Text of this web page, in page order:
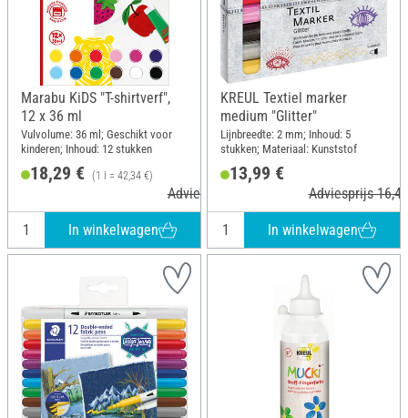
Marabu KiDS "T-shirtverf",
12 x 36 ml
Vulvolume: 36 ml; Geschikt voor
kinderen; Inhoud: 12 stukken
18,29 € (1 l = 42,34 €)
Adviesprijs 20,99 €
In winkelwagen
KREUL Textiel marker
medium "Glitter"
Lijnbreedte: 2 mm; Inhoud: 5
stukken; Materiaal: Kunststof
13,99 €
Adviesprijs
In winkelwagen